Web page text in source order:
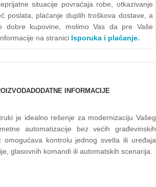
situacije povraćaja robe, otkazivanje
poslata, plaćanje duplih troškova dostave, a
dobre kupovine, molimo Vas da pre Vaše
na stranici Isporuka i plaćanje.
DODATNE INFORMACIJE
je idealno rešenje za modernizaciju Vašeg
automatizacije bez većih građevinskih
omogućava kontrolu jednog svetla ili uređaja
glasovnih komandi ili automatskih scenarija.